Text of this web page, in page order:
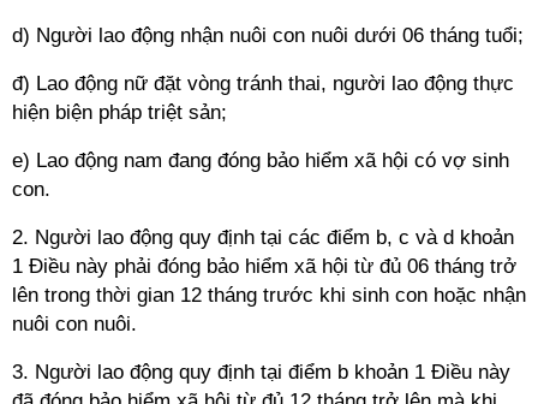
d) Người lao động nhận nuôi con nuôi dưới 06 tháng tuổi;
đ) Lao động nữ đặt vòng tránh thai, người lao động thực
hiện biện pháp triệt sản;
e) Lao động nam đang đóng bảo hiểm xã hội có vợ sinh
con.
2. Người lao động quy định tại các điểm b, c và d khoản
1 Điều này phải đóng bảo hiểm xã hội từ đủ 06 tháng trở
lên trong thời gian 12 tháng trước khi sinh con hoặc nhận
nuôi con nuôi.
3. Người lao động quy định tại điểm b khoản 1 Điều này